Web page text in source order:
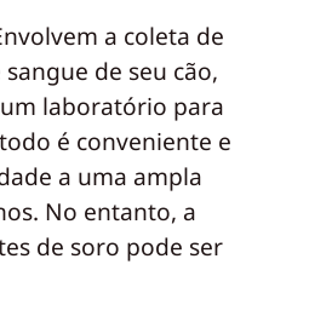
a coleta de
de seu cão,
laboratório para
é conveniente e
a uma ampla
No entanto, a
de soro pode ser